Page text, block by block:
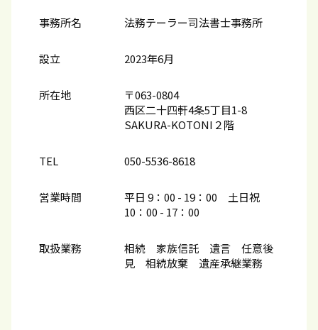
事務所名 法務テーラー司法書士事務所
設立 2023年6月
所在地
〒063-0804
西区二十四軒4条5丁目1-8
SAKURA-KOTONI２階
TEL 050-5536-8618
営業時間
平日 9：00 - 19：00 土日祝
10：00​ - 17：00
取扱業務
相続 家族信託 遺言 任意後
見 相続放棄 遺産承継業務